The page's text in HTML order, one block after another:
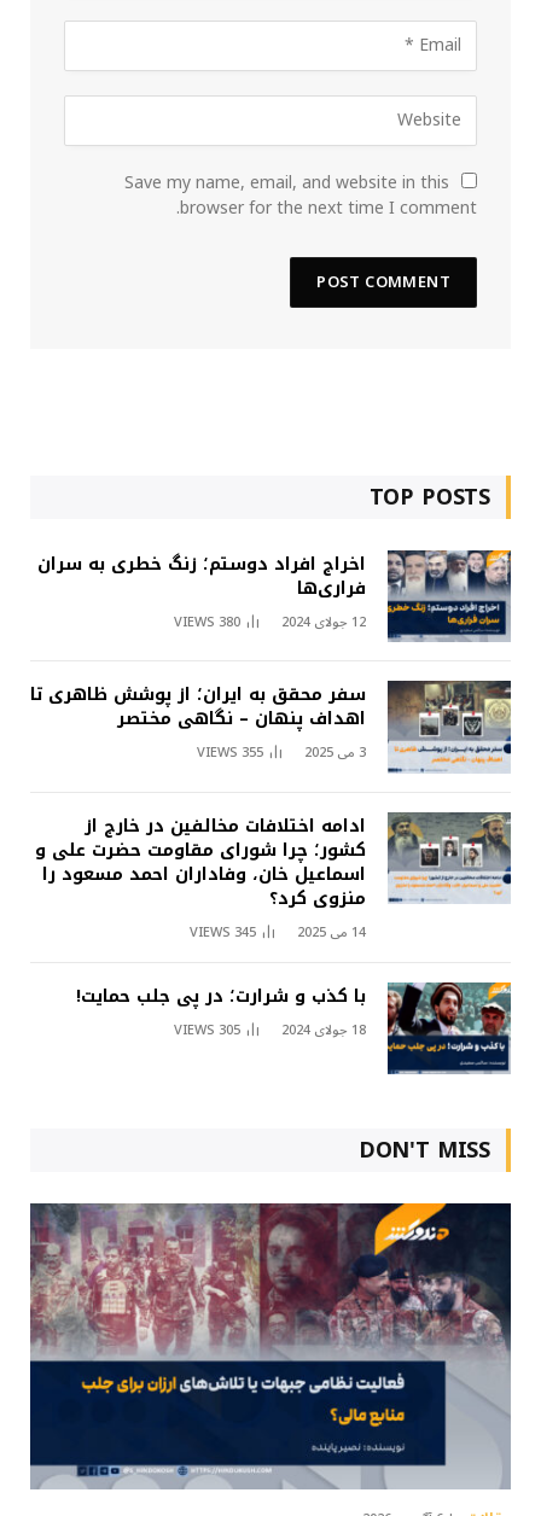
Save my name, email, and website in this
browser for the next time I comment.
TOP POSTS
اخراج افراد دوستم؛ زنگ خطری به سران
فراری‌ها
12 جولای 2024 380
VIEWS
سفر محقق به ایران؛ از پوشش ظاهری تا
اهداف پنهان – نگاهی مختصر
3 می 2025 355
VIEWS
ادامه اختلافات مخالفین در خارج از
کشور؛ چرا شورای مقاومت حضرت علی و
اسماعیل خان، وفاداران احمد مسعود را
منزوی کرد؟
14 می 2025 345
VIEWS
با کذب و شرارت؛ در پی جلب حمایت!
18 جولای 2024 305
VIEWS
DON'T MISS